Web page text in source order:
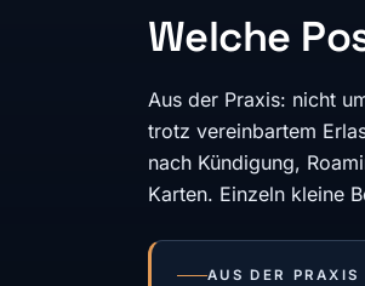
Welche
Aus der Praxis: nicht
trotz vereinbartem
nach Kündigung,
Karten. Einzeln kleine
AUS DER PRAXIS